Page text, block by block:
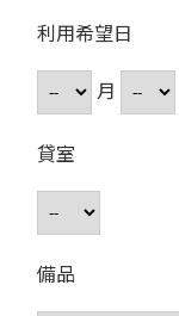
利用希望日
月
貸室
備品